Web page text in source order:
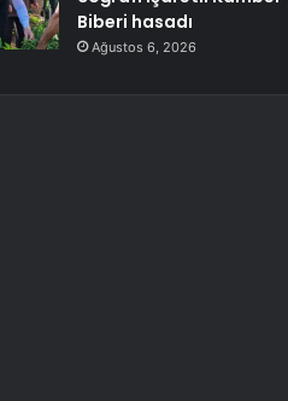
Biberi hasadı
Ağustos 6, 2026